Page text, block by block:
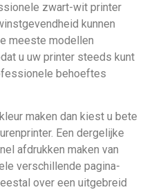
zwart-wit printer
kunnen
meeste modellen
u uw printer steeds kunt
behoeftes
maken dan kiest u bete
Een dergelijke
afdrukken maken van
verschillende pagina-
over een uitgebreid